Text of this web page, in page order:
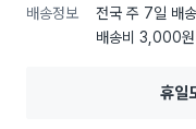
배송정보 전국 주 7일 배
배송비 3,000
휴일